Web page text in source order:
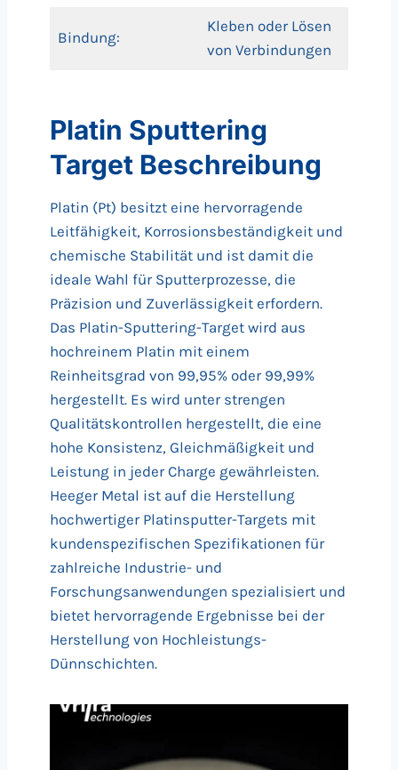
Bindung:
Kleben oder Lösen
von Verbindungen
Platin Sputtering
Target Beschreibung
Platin (Pt) besitzt eine hervorragende
Leitfähigkeit, Korrosionsbeständigkeit und
chemische Stabilität und ist damit die
ideale Wahl für Sputterprozesse, die
Präzision und Zuverlässigkeit erfordern.
Das Platin-Sputtering-Target wird aus
hochreinem Platin mit einem
Reinheitsgrad von 99,95% oder 99,99%
hergestellt. Es wird unter strengen
Qualitätskontrollen hergestellt, die eine
hohe Konsistenz, Gleichmäßigkeit und
Leistung in jeder Charge gewährleisten.
Heeger Metal ist auf die Herstellung
hochwertiger Platinsputter-Targets mit
kundenspezifischen Spezifikationen für
zahlreiche Industrie- und
Forschungsanwendungen spezialisiert und
bietet hervorragende Ergebnisse bei der
Herstellung von Hochleistungs-
Dünnschichten.